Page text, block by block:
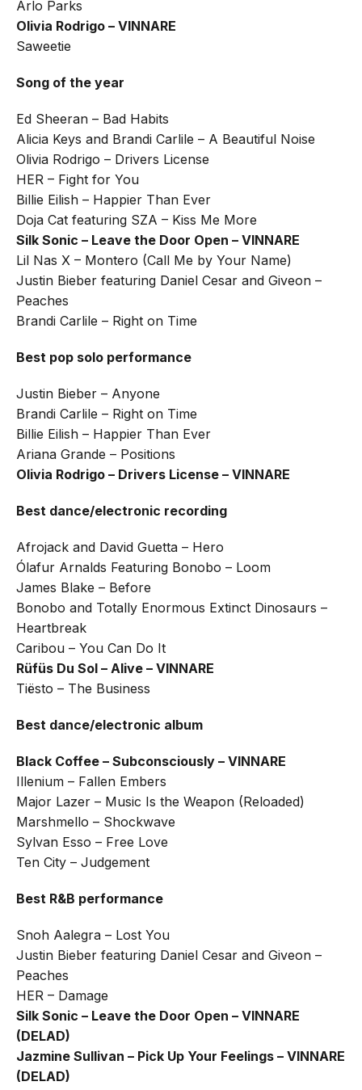
Arlo Parks
Olivia Rodrigo – VINNARE
Saweetie
Song of the year
Ed Sheeran – Bad Habits
Alicia Keys and Brandi Carlile – A Beautiful Noise
Olivia Rodrigo – Drivers License
HER – Fight for You
Billie Eilish – Happier Than Ever
Doja Cat featuring SZA – Kiss Me More
Silk Sonic – Leave the Door Open – VINNARE
Lil Nas X – Montero (Call Me by Your Name)
Justin Bieber featuring Daniel Cesar and Giveon –
Peaches
Brandi Carlile – Right on Time
Best pop solo performance
Justin Bieber – Anyone
Brandi Carlile – Right on Time
Billie Eilish – Happier Than Ever
Ariana Grande – Positions
Olivia Rodrigo – Drivers License – VINNARE
Best dance/electronic recording
Afrojack and David Guetta – Hero
Ólafur Arnalds Featuring Bonobo – Loom
James Blake – Before
Bonobo and Totally Enormous Extinct Dinosaurs –
Heartbreak
Caribou – You Can Do It
Rüfüs Du Sol – Alive – VINNARE
Tiësto – The Business
Best dance/electronic album
Black Coffee – Subconsciously – VINNARE
Illenium – Fallen Embers
Major Lazer – Music Is the Weapon (Reloaded)
Marshmello – Shockwave
Sylvan Esso – Free Love
Ten City – Judgement
Best R&B performance
Snoh Aalegra – Lost You
Justin Bieber featuring Daniel Cesar and Giveon –
Peaches
HER – Damage
Silk Sonic – Leave the Door Open – VINNARE
(DELAD)
Jazmine Sullivan – Pick Up Your Feelings – VINNARE
(DELAD)